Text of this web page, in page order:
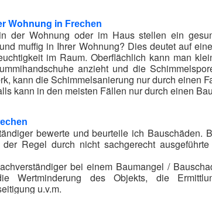
bewerte und beurteile ich Bauschäden.
Regel durch nicht sachgerecht
bei einem Baumangel /
Wertminderung des Objekts, die
u.v.m.
Wohnung in Frechen
der Wohnung oder im Haus stellen ein
muffig in Ihrer Wohnung? Dies deutet auf
im Raum. Oberflächlich kann man
anzieht und die
kann die Schimmelsanierung nur durch einen
kann in den meisten Fällen nur durch einen